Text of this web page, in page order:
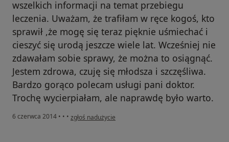
wszelkich informacji na temat przebiegu
leczenia. Uważam, że trafiłam w ręce kogoś, kto
sprawił ,że mogę się teraz pięknie uśmiechać i
cieszyć się urodą jeszcze wiele lat. Wcześniej nie
zdawałam sobie sprawy, że można to osiągnąć.
Jestem zdrowa, czuję się młodsza i szczęśliwa.
Bardzo gorąco polecam usługi pani doktor.
Trochę wycierpiałam, ale naprawdę było warto.
6 czerwca 2014 • • • w opinii użytkownika Elżbieta Saks
zgłoś nadużycie